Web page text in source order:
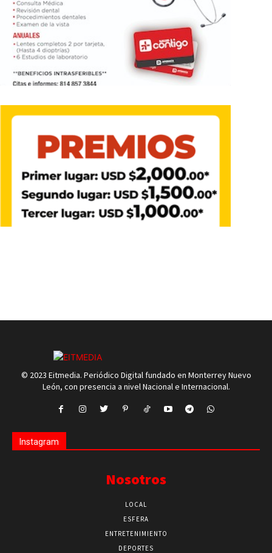
© 2023 Eitmedia. Periódico Digital fundado en Monterrey Nuevo
León, con presencia a nivel Nacional e Internacional.
Instagram
Nosotros
LOCAL
ESFERA
ENTRETENIMIENTO
DEPORTES